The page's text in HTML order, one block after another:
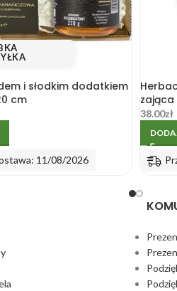
i słodkim dodatkiem
cm
11/08/2026
38.00zł